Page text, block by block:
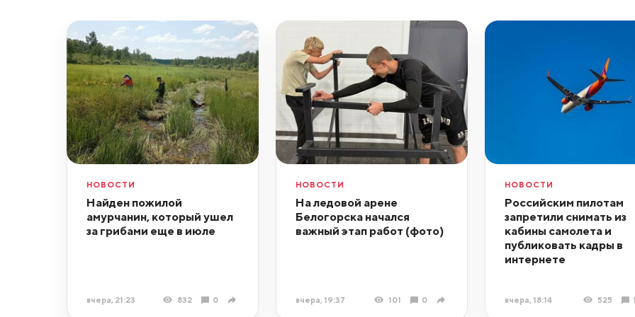
НОВОСТИ
Найден пожилой
амурчанин, который ушел
за грибами еще в июле
вчера, 21:23 832 0
НОВОСТИ
На ледовой арене
Белогорска начался
важный этап работ (фото)
вчера, 19:37 101 0
НОВОСТИ
Российским пилотам
запретили снимать из
кабины самолета и
публиковать кадры в
интернете
вчера, 18:14 525